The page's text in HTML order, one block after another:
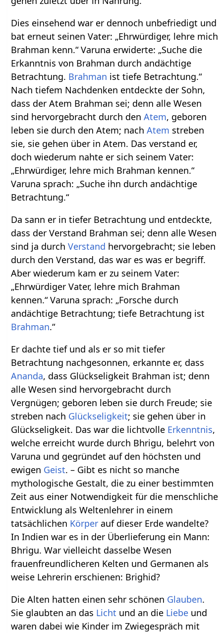
Dies einsehend war er dennoch unbefriedigt und
bat erneut seinen Vater: „Ehrwürdiger, lehre mich
Brahman kenn.“ Varuna erwiderte: „Suche die
Erkanntnis von Brahman durch andächtige
Betrachtung. Brahman ist tiefe Betrachtung.“
Nach tiefem Nachdenken entdeckte der Sohn,
dass der Atem Brahman sei; denn alle Wesen
sind hervorgebracht durch denAtem, geboren
leben sie durch den Atem; nachAtem streben
sie, sie gehen über in Atem. Das verstand er,
doch wiederum nahte er sich seinem Vater:
„Ehrwürdiger, lehre mich Brahman kennen.“
Varuna sprach: „Suche ihn durch andächtige
Betrachtung.“
Da sann er in tiefer Betrachtung und entdeckte,
dass der Verstand Brahman sei; denn alle Wesen
sind ja durchVerstand hervorgebracht; sie leben
durch den Verstand, das war es was er begriff.
Aber wiederum kam er zu seinem Vater:
„Ehrwürdiger Vater, lehre mich Brahman
kennen.“ Varuna sprach: „Forsche durch
andächtige Betrachtung; tiefe Betrachtung ist
Brahman.“
Er dachte tief und als er so mit tiefer
Betrachtung nachgesonnen, erkannte er, dass
Ananda, dass Glückseligkeit Brahman ist; denn
alle Wesen sind hervorgebracht durch
Vergnügen; geboren leben sie durch Freude; sie
streben nach Glückseligkeit; sie gehen über in
Glückseligkeit. Das war die lichtvolle Erkenntnis,
welche erreicht wurde durch Bhrigu, belehrt von
Varuna und gegründet auf den höchsten und
ewigen Geist. – Gibt es nicht so manche
mythologische Gestalt, die zu einer bestimmten
Zeit aus einer Notwendigkeit für die menschliche
Entwicklung als Weltenlehrer in einem
tatsächlichen Körper auf dieser Erde wandelte?
In Indien war es in der Überlieferung ein Mann:
Bhrigu. War vielleicht dasselbe Wesen
frauenfreundlicheren Kelten und Germanen als
weise Lehrerin erschienen: Brighid?
Die Alten hatten einen sehr schönen Glauben.
Sie glaubten an das Licht und an die Liebe und
waren dabei wie Kinder im Zwiegespräch mit